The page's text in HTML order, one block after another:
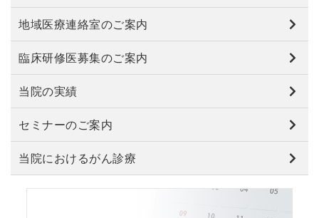
地域医療連絡室のご案内
臨床研修医募集のご案内
当院の実績
セミナーのご案内
当院におけるがん診療